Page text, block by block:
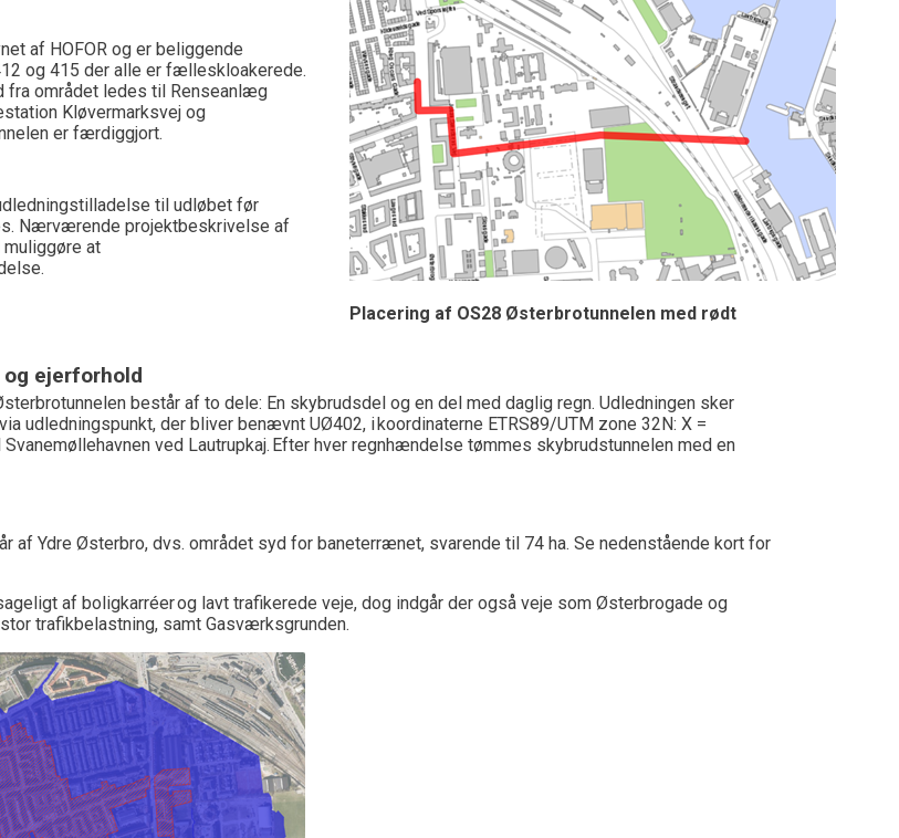
af HOFOR og er beliggende
og 415 der alle er fælleskloakerede.
fra området ledes til Renseanlæg
Kløvermarksvej og
er færdiggjort.
til udløbet før
Nærværende projektbeskrivelse af
muliggøre at
Placering af OS28 Østerbrotunnelen med rødt
ejerforhold
består af to dele: En skybrudsdel og en del med daglig regn. Udledningen sker
via udledningspunkt, der bliver benævnt UØ402, i koordinaterne ETRS89/UTM zone 32N: X =
Svanemøllehavnen ved Lautrupkaj. Efter hver regnhændelse tømmes skybrudstunnelen med en
af Ydre Østerbro, dvs. området syd for baneterrænet, svarende til 74 ha. Se nedenstående kort for
af boligkarréer og lavt trafikerede veje, dog indgår der også veje som Østerbrogade og
trafikbelastning, samt Gasværksgrunden.